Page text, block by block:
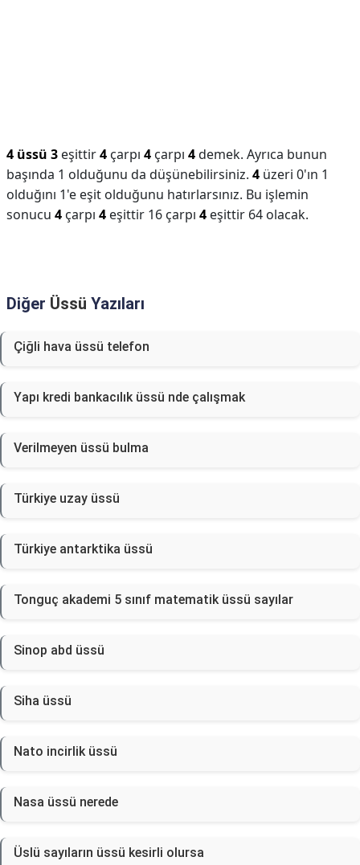
4 üssü 3 eşittir4 çarpı 4 çarpı 4demek. Ayrıca bunun
başında 1 olduğunu da düşünebilirsiniz. 4 üzeri 0'ın 1
olduğını 1'e eşit olduğunu hatırlarsınız. Bu işlemin
sonucu 4 çarpı 4 eşittir 16 çarpı 4 eşittir 64 olacak.
Diğer Üssü Yazıları
Çiğli hava üssü telefon
Yapı kredi bankacılık üssü nde çalışmak
Verilmeyen üssü bulma
Türkiye uzay üssü
Türkiye antarktika üssü
Tonguç akademi 5 sınıf matematik üssü sayılar
Sinop abd üssü
Siha üssü
Nato incirlik üssü
Nasa üssü nerede
Üslü sayıların üssü kesirli olursa